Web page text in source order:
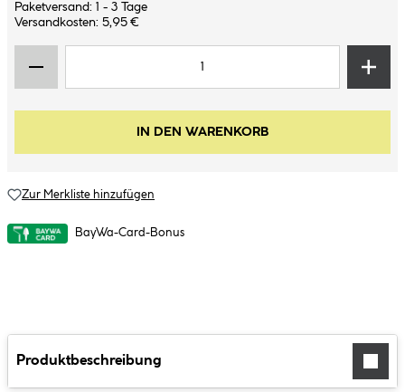
Paketversand: 1 - 3 Tage
Versandkosten: 5,95 €
IN DEN WARENKORB
Zur Merkliste hinzufügen
BayWa-Card-Bonus
Produktbeschreibung